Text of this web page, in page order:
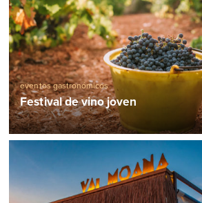
eventos gastronómicos
Festival de vino joven